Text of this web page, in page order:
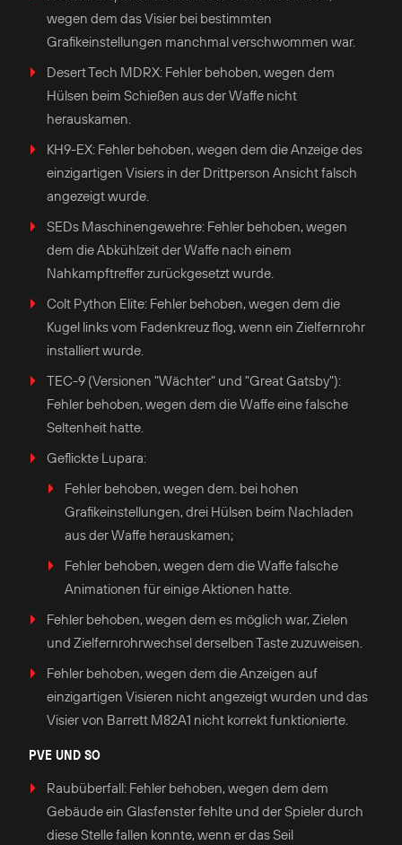
wegen dem das Visier bei bestimmten
Grafikeinstellungen manchmal verschwommen war.
Desert Tech MDRX: Fehler behoben, wegen dem
Hülsen beim Schießen aus der Waffe nicht
herauskamen.
KH9-EX: Fehler behoben, wegen dem die Anzeige des
einzigartigen Visiers in der Drittperson Ansicht falsch
angezeigt wurde.
SEDs Maschinengewehre: Fehler behoben, wegen
dem die Abkühlzeit der Waffe nach einem
Nahkampftreffer zurückgesetzt wurde.
Colt Python Elite: Fehler behoben, wegen dem die
Kugel links vom Fadenkreuz flog, wenn ein Zielfernrohr
installiert wurde.
TEC-9 (Versionen "Wächter" und "Great Gatsby"):
Fehler behoben, wegen dem die Waffe eine falsche
Seltenheit hatte.
Geflickte Lupara:
Fehler behoben, wegen dem. bei hohen
Grafikeinstellungen, drei Hülsen beim Nachladen
aus der Waffe herauskamen;
Fehler behoben, wegen dem die Waffe falsche
Animationen für einige Aktionen hatte.
Fehler behoben, wegen dem es möglich war, Zielen
und Zielfernrohrwechsel derselben Taste zuzuweisen.
Fehler behoben, wegen dem die Anzeigen auf
einzigartigen Visieren nicht angezeigt wurden und das
Visier von Barrett M82A1 nicht korrekt funktionierte.
PVE UND SO
Raubüberfall: Fehler behoben, wegen dem dem
Gebäude ein Glasfenster fehlte und der Spieler durch
diese Stelle fallen konnte, wenn er das Seil